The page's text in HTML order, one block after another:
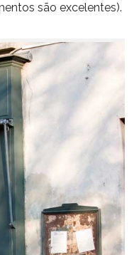
são excelentes).